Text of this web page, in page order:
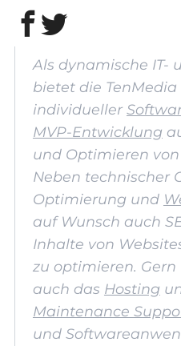
Als dynamische IT-
bietet die
individueller
MVP-Entwicklung
und Optimieren
Neben technischer
Optimierung und
auf Wunsch auch
Inhalte von
zu optimieren.
auch das Hosting
Maintenance
und